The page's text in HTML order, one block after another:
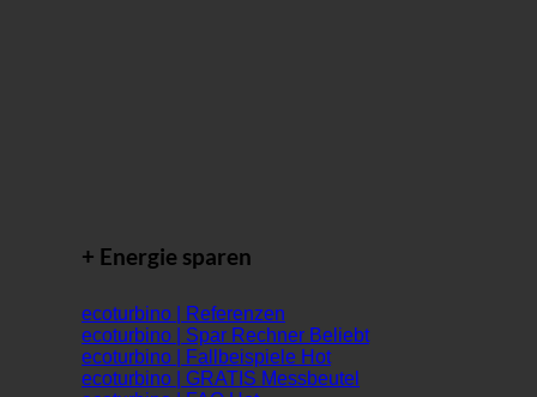
+ Energie sparen
ecoturbino | Referenzen
ecoturbino | Spar Rechner
ecoturbino | Fallbeispiele
ecoturbino | GRATIS Messbeutel